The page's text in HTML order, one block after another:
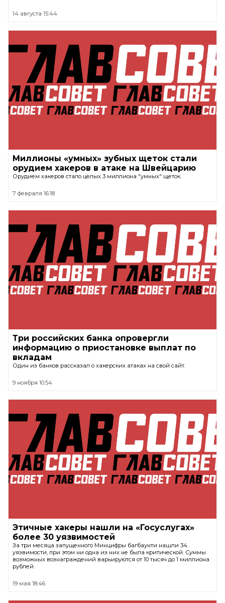
14 августа 15:44
Миллионы «умных» зубных щеток стали
орудием хакеров в атаке на Швейцарию
Орудием хакеров стало целых 3 миллиона "умных" щеток.
7 февраля 16:18
Три российских банка опровергли
информацию о приостановке выплат по
вкладам
Один из банков рассказал о хакерских атаках на свой сайт.
9 ноября 10:54
Этичные хакеры нашли на «Госуслугах»
более 30 уязвимостей
За три месяца запущенного Минцифры багбаунти нашли 34
уязвимости, при этом ни одна из них не была критической. Суммы
возможных вознаграждений варьируются от 10 тысяч до 1 миллиона
рублей.
19 мая 18:46